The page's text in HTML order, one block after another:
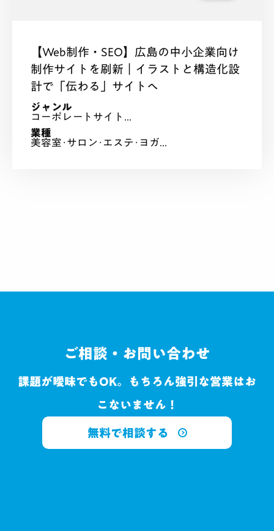
【Web制作・SEO】広島の中小企業向け
制作サイトを刷新｜イラストと構造化設
計で「伝わる」サイトへ
ジャンル
コーポレートサイト...
業種
美容室･サロン･エステ･ヨガ...
ご相談・お問い合わせ
課題が曖昧でもOK。もちろん強引な営業はお
こないません！
無料で相談する